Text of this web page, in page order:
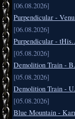
[06.08.2026]
Purpendicular -
[06.08.2026]
Purpendicular -
[05.08.2026]
Demolition Train -
[05.08.2026]
Demolition Train -
[05.08.2026]
Blue Mountain -